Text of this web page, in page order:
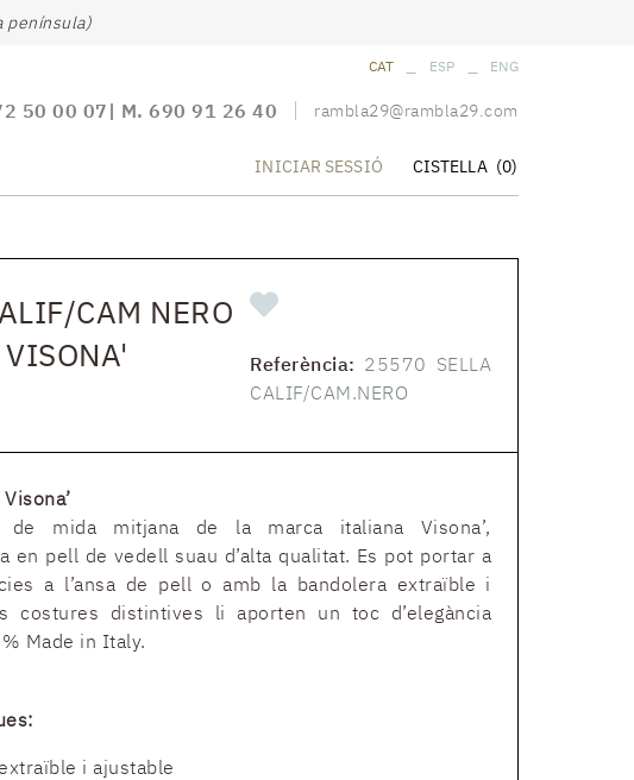
península)
CAT ESP ENG
50 00 07| M. 690 91 26 40 rambla29@rambla29.com
INICIAR SESSIÓ CISTELLA (0)
CAM NERO
Referència: 25570 SELLA
CALIF/CAM.NERO
de mida mitjana de la marca italiana Visona’,
en pell de vedell suau d’alta qualitat. Es pot portar a
a l’ansa de pell o amb la bandolera extraïble i
costures distintives li aporten un toc d’elegància
Made in Italy.
i ajustable